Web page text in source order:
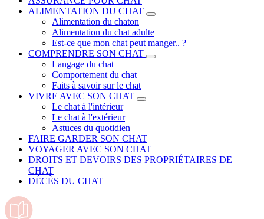
ALIMENTATION DU CHAT
Alimentation du chaton
Alimentation du chat adulte
Est-ce que mon chat peut manger.. ?
COMPRENDRE SON CHAT
Langage du chat
Comportement du chat
Faits à savoir sur le chat
VIVRE AVEC SON CHAT
Le chat à l'intérieur
Le chat à l'extérieur
Astuces du quotidien
FAIRE GARDER SON CHAT
VOYAGER AVEC SON CHAT
DROITS ET DEVOIRS DES PROPRIÉTAIRES DE
CHAT
DÉCÈS DU CHAT